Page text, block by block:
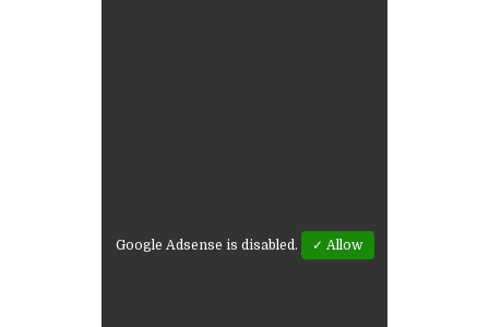
Google Adsense is disabled. ✓ Allow